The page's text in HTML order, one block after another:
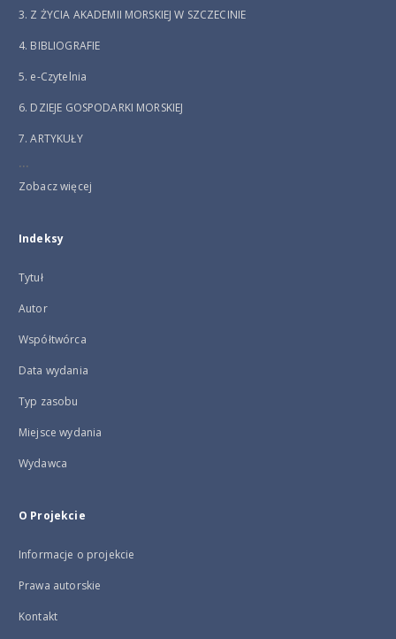
3. Z ŻYCIA AKADEMII MORSKIEJ W SZCZECINIE
4. BIBLIOGRAFIE
5. e-Czytelnia
6. DZIEJE GOSPODARKI MORSKIEJ
7. ARTYKUŁY
...
Zobacz więcej
Indeksy
Tytuł
Autor
Współtwórca
Data wydania
Typ zasobu
Miejsce wydania
Wydawca
O Projekcie
Informacje o projekcie
Prawa autorskie
Kontakt